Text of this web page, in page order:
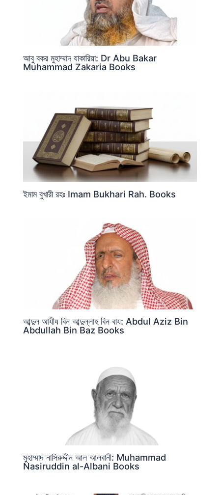
আবু বকর মুহাম্মাদ যাকারিয়া: Dr Abu Bakar
Muhammad Zakaria Books
ইমাম বুখারী রহঃ Imam Bukhari Rah. Books
আব্দুল আযীয বিন আব্দুল্লাহ বিন বায: Abdul Aziz Bin
Abdullah Bin Baz Books
মুহাম্মাদ নাসিরুদ্দীন আল আলবানী: Muhammad
Nasiruddin al-Albani Books